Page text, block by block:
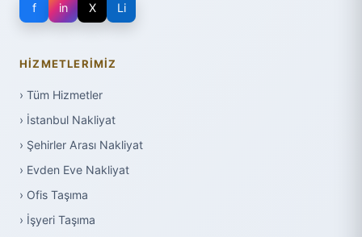
f in X Li
HIZMETLERIMIZ
› Tüm Hizmetler
› İstanbul Nakliyat
› Şehirler Arası Nakliyat
› Evden Eve Nakliyat
› Ofis Taşıma
› İşyeri Taşıma